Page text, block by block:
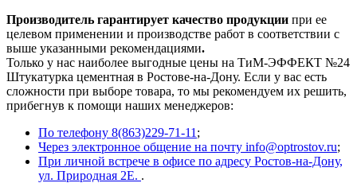
Производитель гарантирует качество продукции при ее
целевом применении и производстве работ в соответствии с
выше указанными рекомендациями.
Только у нас наиболее выгодные цены на ТиМ-ЭФФЕКТ №24
Штукатурка цементная в Ростове-на-Дону. Если у вас есть
сложности при выборе товара, то мы рекомендуем их решить,
прибегнув к помощи наших менеджеров:
По телефону 8(863)229-71-11 ;
Через электронное общение на почту info@optrostov.ru;
При личной встрече в офисе по адресу Ростов-на-Дону,
ул. Природная 2Е. .